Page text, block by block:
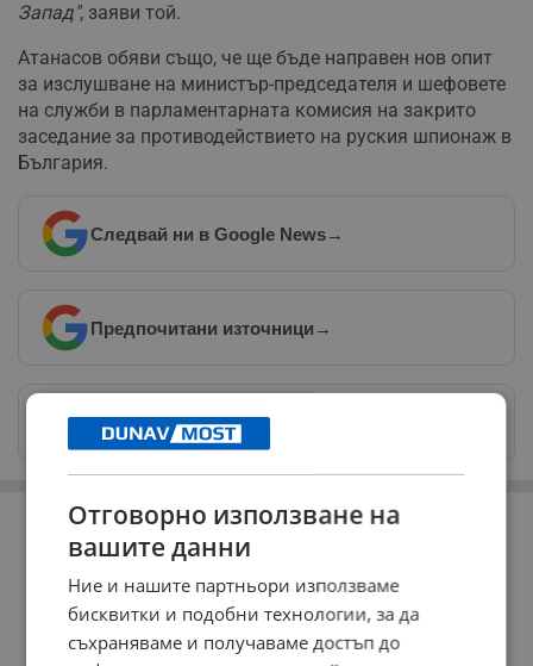
Запад", заяви той.
Атанасов обяви също, че ще бъде направен нов опит
за изслушване на министър-председателя и шефовете
на служби в парламентарната комисия на закрито
заседание за противодействието на руския шпионаж в
България.
Следвай ни в Google News→
Предпочитани източници →
Изпращайте снимки и информация на
news@dunavmost.com
Отговорно използване на
вашите данни
Ние и нашите партньори използваме
бисквитки и подобни технологии, за да
съхраняваме и получаваме достъп до